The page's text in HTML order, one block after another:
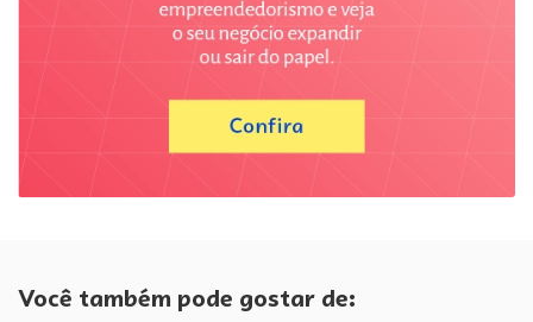
Você também pode gostar de: